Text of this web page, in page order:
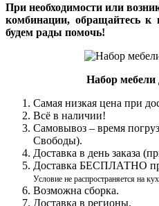
При необходимости или
комбинации, обращайтесь
будем рады помочь!
Набор мебели
Самая низкая цена при
Всё в наличии!
Самовывоз – время
Свободы).
Доставка в день заказа
Доставка БЕСПЛАТНО
Условие не распространяется на
Возможна сборка.
Доставка в регионы.